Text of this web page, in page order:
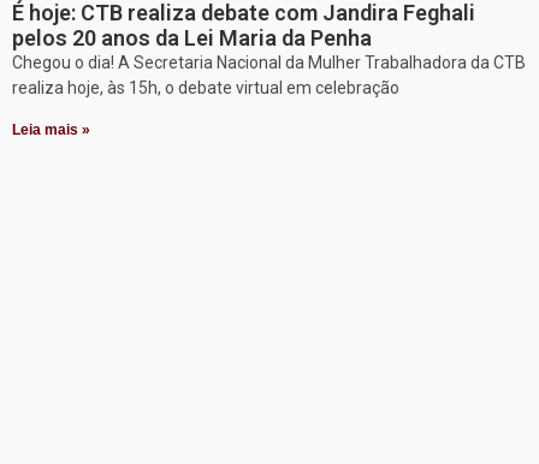
É hoje: CTB realiza debate com Jandira Feghali
pelos 20 anos da Lei Maria da Penha
Chegou o dia! A Secretaria Nacional da Mulher Trabalhadora da CTB
realiza hoje, às 15h, o debate virtual em celebração
Leia mais »